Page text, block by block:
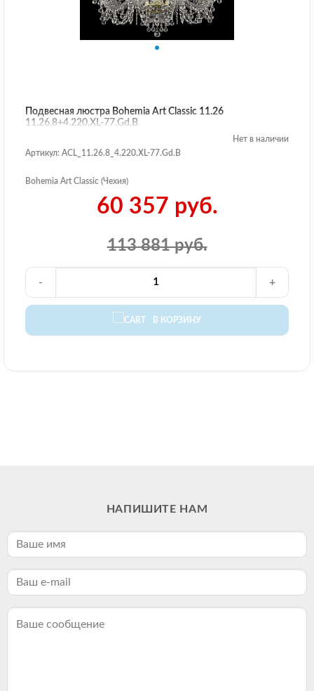
Подвесная люстра Bohemia Art Classic 11.26
11.26.8+4.220.XL-77.Gd.B
Нет в наличии
Артикул: ACL_11.26.8_4.220.XL-77.Gd.B
Bohemia Art Classic (Чехия)
113 881 руб.
60 357 руб.
В КОРЗИНУ
- +
НАПИШИТЕ НАМ